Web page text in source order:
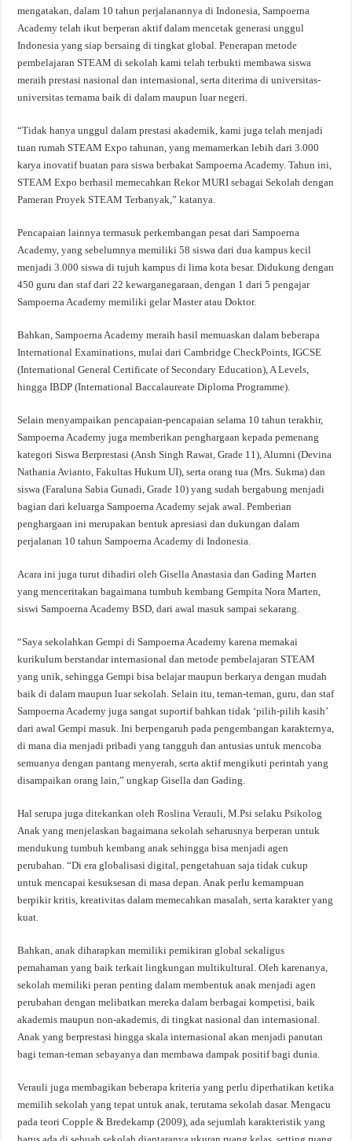
mengatakan, dalam 10 tahun perjalanannya di Indonesia, Sampoerna
Academy telah ikut berperan aktif dalam mencetak generasi unggul
Indonesia yang siap bersaing di tingkat global. Penerapan metode
pembelajaran STEAM di sekolah kami telah terbukti membawa siswa
meraih prestasi nasional dan internasional, serta diterima di universitas-
universitas ternama baik di dalam maupun luar negeri.
“Tidak hanya unggul dalam prestasi akademik, kami juga telah menjadi
tuan rumah STEAM Expo tahunan, yang memamerkan lebih dari 3.000
karya inovatif buatan para siswa berbakat Sampoerna Academy. Tahun ini,
STEAM Expo berhasil memecahkan Rekor MURI sebagai Sekolah dengan
Pameran Proyek STEAM Terbanyak,” katanya.
Pencapaian lainnya termasuk perkembangan pesat dari Sampoerna
Academy, yang sebelumnya memiliki 58 siswa dari dua kampus kecil
menjadi 3.000 siswa di tujuh kampus di lima kota besar. Didukung dengan
450 guru dan staf dari 22 kewarganegaraan, dengan 1 dari 5 pengajar
Sampoerna Academy memiliki gelar Master atau Doktor.
Bahkan, Sampoerna Academy meraih hasil memuaskan dalam beberapa
International Examinations, mulai dari Cambridge CheckPoints, IGCSE
(International General Certificate of Secondary Education), A Levels,
hingga IBDP (International Baccalaureate Diploma Programme).
Selain menyampaikan pencapaian-pencapaian selama 10 tahun terakhir,
Sampoerna Academy juga memberikan penghargaan kepada pemenang
kategori Siswa Berprestasi (Ansh Singh Rawat, Grade 11), Alumni (Devina
Nathania Avianto, Fakultas Hukum UI), serta orang tua (Mrs. Sukma) dan
siswa (Faraluna Sabia Gunadi, Grade 10) yang sudah bergabung menjadi
bagian dari keluarga Sampoerna Academy sejak awal. Pemberian
penghargaan ini merupakan bentuk apresiasi dan dukungan dalam
perjalanan 10 tahun Sampoerna Academy di Indonesia.
Acara ini juga turut dihadiri oleh Gisella Anastasia dan Gading Marten
yang menceritakan bagaimana tumbuh kembang Gempita Nora Marten,
siswi Sampoerna Academy BSD, dari awal masuk sampai sekarang.
“Saya sekolahkan Gempi di Sampoerna Academy karena memakai
kurikulum berstandar internasional dan metode pembelajaran STEAM
yang unik, sehingga Gempi bisa belajar maupun berkarya dengan mudah
baik di dalam maupun luar sekolah. Selain itu, teman-teman, guru, dan staf
Sampoerna Academy juga sangat suportif bahkan tidak ‘pilih-pilih kasih’
dari awal Gempi masuk. Ini berpengaruh pada pengembangan karakternya,
di mana dia menjadi pribadi yang tangguh dan antusias untuk mencoba
semuanya dengan pantang menyerah, serta aktif mengikuti perintah yang
disampaikan orang lain,” ungkap Gisella dan Gading.
Hal serupa juga ditekankan oleh Roslina Verauli, M.Psi selaku Psikolog
Anak yang menjelaskan bagaimana sekolah seharusnya berperan untuk
mendukung tumbuh kembang anak sehingga bisa menjadi agen
perubahan. “Di era globalisasi digital, pengetahuan saja tidak cukup
untuk mencapai kesuksesan di masa depan. Anak perlu kemampuan
berpikir kritis, kreativitas dalam memecahkan masalah, serta karakter yang
kuat.
Bahkan, anak diharapkan memiliki pemikiran global sekaligus
pemahaman yang baik terkait lingkungan multikultural. Oleh karenanya,
sekolah memiliki peran penting dalam membentuk anak menjadi agen
perubahan dengan melibatkan mereka dalam berbagai kompetisi, baik
akademis maupun non-akademis, di tingkat nasional dan internasional.
Anak yang berprestasi hingga skala internasional akan menjadi panutan
bagi teman-teman sebayanya dan membawa dampak positif bagi dunia.
Verauli juga membagikan beberapa kriteria yang perlu diperhatikan ketika
memilih sekolah yang tepat untuk anak, terutama sekolah dasar. Mengacu
pada teori Copple & Bredekamp (2009), ada sejumlah karakteristik yang